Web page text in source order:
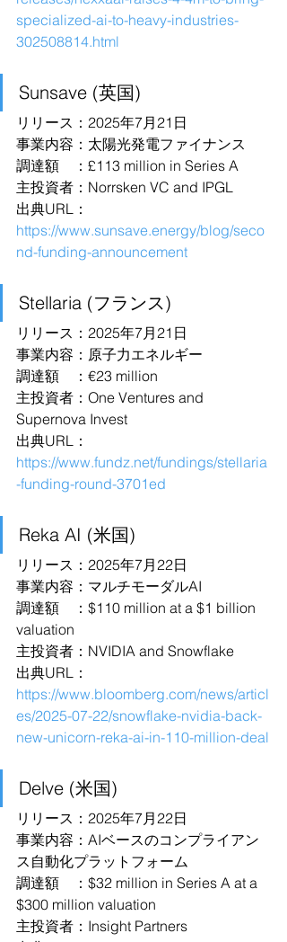
specialized-ai-to-heavy-industries-
302508814.html
Sunsave (英国)
リリース：2025年7月21日
事業内容：太陽光発電ファイナンス
調達額　：£113 million in Series A
主投資者：Norrsken VC and IPGL
出典URL：
https://www.sunsave.energy/blog/seco
nd-funding-announcement
Stellaria (フランス)
リリース：2025年7月21日
事業内容：原子力エネルギー
調達額　：€23 million
主投資者：One Ventures and
Supernova Invest
出典URL：
https://www.fundz.net/fundings/stellaria
-funding-round-3701ed
Reka AI (米国)
リリース：2025年7月22日
事業内容：マルチモーダルAI
調達額　：$110 million at a $1 billion
valuation
主投資者：NVIDIA and Snowflake
出典URL：
https://www.bloomberg.com/news/articl
es/2025-07-22/snowflake-nvidia-back-
new-unicorn-reka-ai-in-110-million-deal
Delve (米国)
リリース：2025年7月22日
事業内容：AIベースのコンプライアン
ス自動化プラットフォーム
調達額　：$32 million in Series A at a
$300 million valuation
主投資者：Insight Partners